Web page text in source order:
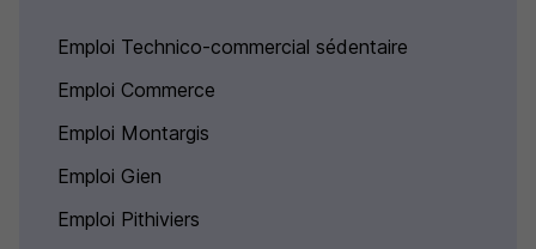
Emploi Technico-commercial sédentaire
Emploi Commerce
Emploi Montargis
Emploi Gien
Emploi Pithiviers